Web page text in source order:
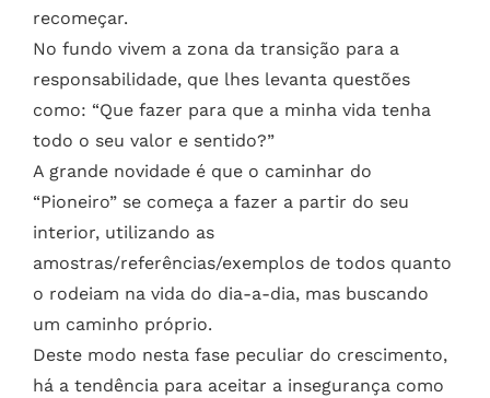
recomeçar.
No fundo vivem a zona da transição para a
responsabilidade, que lhes levanta questões
como: “Que fazer para que a minha vida tenha
todo o seu valor e sentido?”
A grande novidade é que o caminhar do
“Pioneiro” se começa a fazer a partir do seu
interior, utilizando as
amostras/referências/exemplos de todos quanto
o rodeiam na vida do dia-a-dia, mas buscando
um caminho próprio.
Deste modo nesta fase peculiar do crescimento,
há a tendência para aceitar a insegurança como